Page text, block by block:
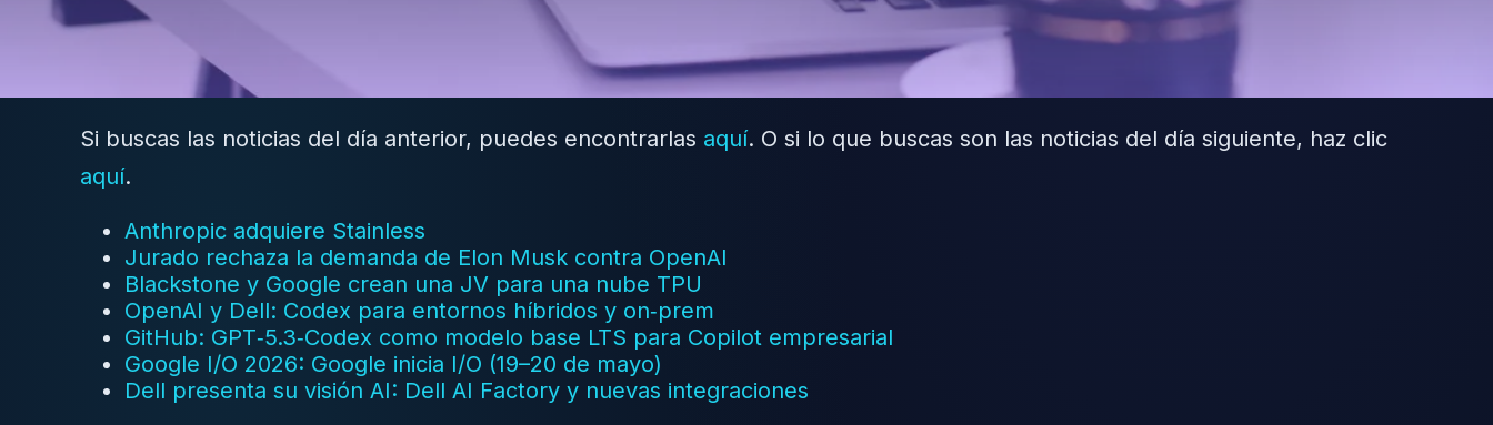
Si buscas las noticias del día anterior, puedes encontrarlas aquí. O si lo que buscas son las noticias del día siguiente, haz clic
aquí.
Anthropic adquiere Stainless
Jurado rechaza la demanda de Elon Musk contra OpenAI
Blackstone y Google crean una JV para una nube TPU
OpenAI y Dell: Codex para entornos híbridos y on‑prem
GitHub: GPT‑5.3‑Codex como modelo base LTS para Copilot empresarial
Google I/O 2026: Google inicia I/O (19–20 de mayo)
Dell presenta su visión AI: Dell AI Factory y nuevas integraciones